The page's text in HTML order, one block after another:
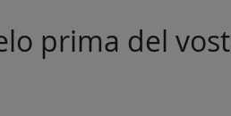
prima del